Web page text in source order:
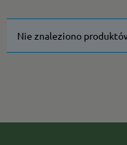
Nie znaleziono